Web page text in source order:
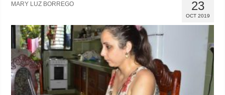
23
OCT 2019
MARY LUZ BORREGO